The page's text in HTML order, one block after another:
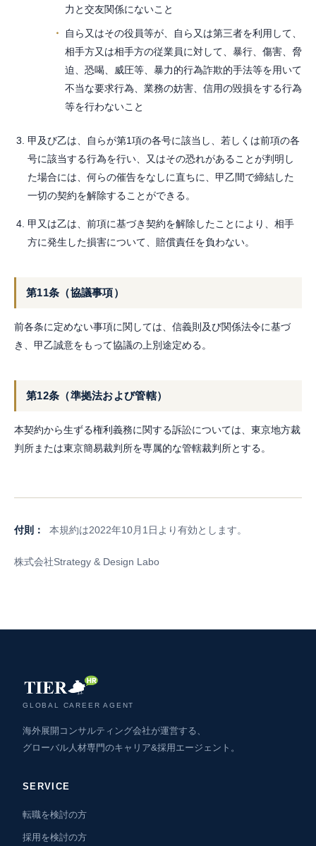
力と交友関係にないこと
自ら又はその役員等が、自ら又は第三者を利用して、
相手方又は相手方の従業員に対して、暴行、傷害、脅
迫、恐喝、威圧等、暴力的行為詐欺的手法等を用いて
不当な要求行為、業務の妨害、信用の毀損をする行為
等を行わないこと
甲及び乙は、自らが第1項の各号に該当し、若しくは前項の各
号に該当する行為を行い、又はその恐れがあることが判明し
た場合には、何らの催告をなしに直ちに、甲乙間で締結した
一切の契約を解除することができる。
甲又は乙は、前項に基づき契約を解除したことにより、相手
方に発生した損害について、賠償責任を負わない。
第11条（協議事項）
前各条に定めない事項に関しては、信義則及び関係法令に基づ
き、甲乙誠意をもって協議の上別途定める。
第12条（準拠法および管轄）
本契約から生ずる権利義務に関する訴訟については、東京地方裁
判所または東京簡易裁判所を専属的な管轄裁判所とする。
付則： 本規約は2022年10月1日より有効とします。
株式会社Strategy & Design Labo
GLOBAL CAREER AGENT
海外展開コンサルティング会社が運営する、
グローバル人材専門のキャリア&採用エージェント。
SERVICE
転職を検討の方
採用を検討の方